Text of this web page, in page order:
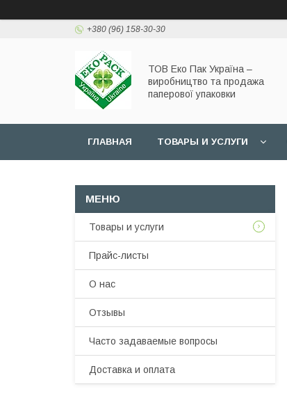
+380 (96) 158-30-30
ТОВ Еко Пак Україна –
виробництво та продажа
паперової упаковки
ГЛАВНАЯ ТОВАРЫ И УСЛУГИ
Товары и услуги
Прайс-листы
О нас
Отзывы
Часто задаваемые вопросы
Доставка и оплата